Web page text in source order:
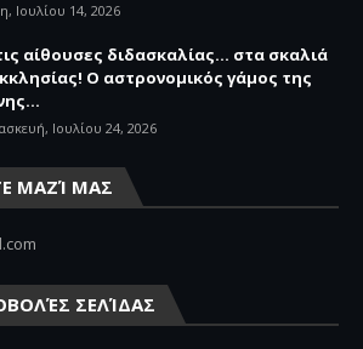
Ιουλίου 14, 2026
αίθουσες διδασκαλίας… στα σκαλιά
Ο αστρονομικός γάμος της
Ιουλίου 24, 2026
ΜΑΖΊ ΜΑΣ
ΣΕΛΊΔΑΣ